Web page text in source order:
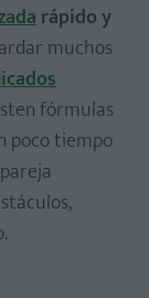
rápido y
muchos
fórmulas
poco tiempo